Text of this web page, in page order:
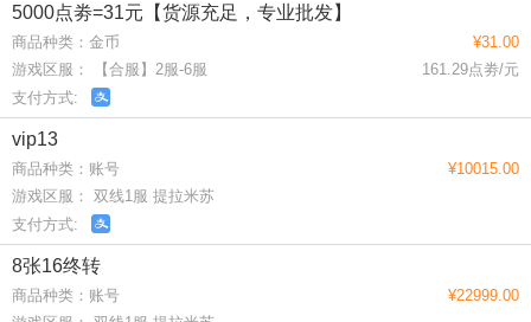
5000点劵=31元【货源充足，专业批发】
商品种类：金币
游戏区服： 【合服】2服-6服
支付方式:
¥31.00
161.29点劵/元
vip13
商品种类：账号
游戏区服： 双线1服 提拉米苏
支付方式:
¥10015.00
8张16终转
商品种类：账号
¥22999.00